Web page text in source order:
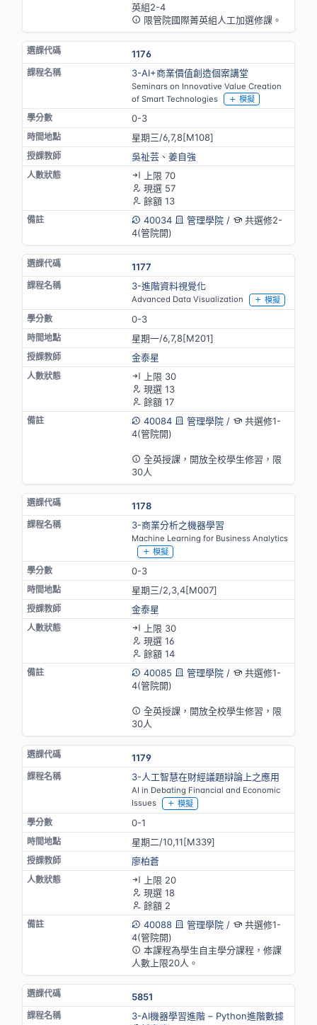
英組2-4
限管院國際菁英組人工加選修課。
1176
3-AI+商業價值創造個案講堂
Seminars on Innovative Value Creation
of Smart Technologies
模擬
0-3
星期三/6,7,8[M108]
吳祉芸、 姜自強
上限 70
現選 57
餘額 13
40034
管理學院/
共選修2-
4(管院開)
1177
3-進階資料視覺化
Advanced Data Visualization 模擬
0-3
星期一/6,7,8[M201]
金泰星
上限 30
現選 13
餘額 17
40084
管理學院/
共選修1-
4(管院開)
全英授課，開放全校學生修習，限
30人
1178
3-商業分析之機器學習
Machine Learning for Business Analytics
模擬
0-3
星期三/2,3,4[M007]
金泰星
上限 30
現選 16
餘額 14
40085
管理學院/
共選修1-
4(管院開)
全英授課，開放全校學生修習，限
30人
1179
3-人工智慧在財經議題辯論上之應用
AI in Debating Financial and Economic
Issues
模擬
0-1
星期二/10,11[M339]
廖柏蒼
上限 20
現選 18
餘額 2
40088
管理學院/
共選修1-
4(管院開)
本課程為學生自主學分課程，修課
人數上限20人。
5851
3-AI機器學習進階 – Python進階數據